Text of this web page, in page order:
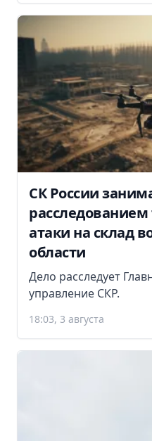
СК России
расследованием
атаки на склад
области
Дело расследует
управление СКР.
18:03, 3 августа